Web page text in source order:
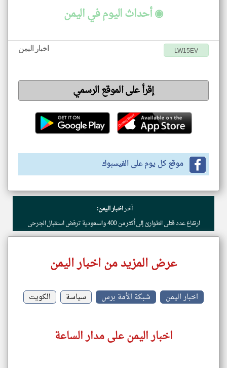
◉ أحداث اليوم في اليمن
اخبار اليمن LW15EV
إقرأ على الموقع الرسمي
موقع كل يوم على الفيسبوك
أخراخبار اليمن:
ارتفاع عدد قتلى الطوارئ إلى أكثر من 400 والسعودية ترفض استقبال الجرحى
عرض المزيد من اخبار اليمن
اخبار اليمن شبكة الأمة برس سياسة الكويت
اخبار اليمن على مدار الساعة